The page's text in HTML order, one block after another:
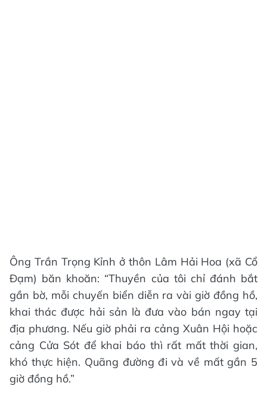
Ông Trần Trọng Kỉnh ở thôn Lâm Hải Hoa (xã Cổ
Đạm) băn khoăn: “Thuyền của tôi chỉ đánh bắt
gần bờ, mỗi chuyến biển diễn ra vài giờ đồng hồ,
khai thác được hải sản là đưa vào bán ngay tại
địa phương. Nếu giờ phải ra cảng Xuân Hội hoặc
cảng Cửa Sót để khai báo thì rất mất thời gian,
khó thực hiện. Quãng đường đi và về mất gần 5
giờ đồng hồ.”